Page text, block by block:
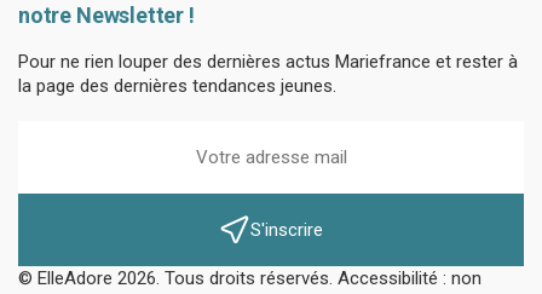
notre Newsletter !
Pour ne rien louper des dernières actus Mariefrance et rester à
la page des dernières tendances jeunes.
S'inscrire
© ElleAdore 2026. Tous droits réservés. Accessibilité : non